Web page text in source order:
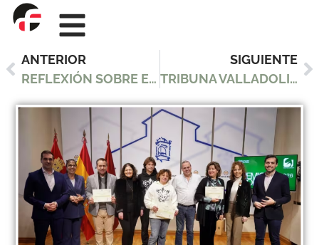
ANTERIOR
REFLEXIÓN SOBRE EL IMPACTO HUMANO EN LA NATURALEZA: CAROLINA DE LA FUENTE EN DIARIO DE ÁVILA
SIGUIENTE
TRIBUNA VALLADOLID — “LA DIPUTACIÓN DE VALLADOLID ENTREGA LOS PREMIOS ECOEMPLEO 2025 A PROYECTOS INNOVADORES DE EMPLEO VERDE”